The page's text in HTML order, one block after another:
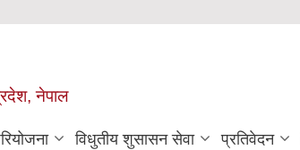
नेपाल
विधुतीय शुसासन सेवा प्रतिवेदन